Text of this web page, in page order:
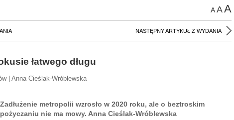
AAA
NASTĘPNY ARTYKUŁ Z WYDANIA
łatwego długu
| Anna Cieślak-Wróblewska
Zadłużenie metropolii wzrosło w 2020 roku, ale o beztroskim
pożyczaniu nie ma mowy. Anna Cieślak-Wróblewska